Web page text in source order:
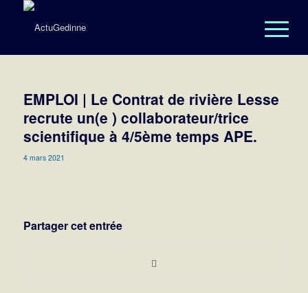
EMPLOI | Le Contrat de rivière Lesse
recrute un(e ) collaborateur/trice
scientifique à 4/5ème temps APE.
4 mars 2021
Partager cet entrée